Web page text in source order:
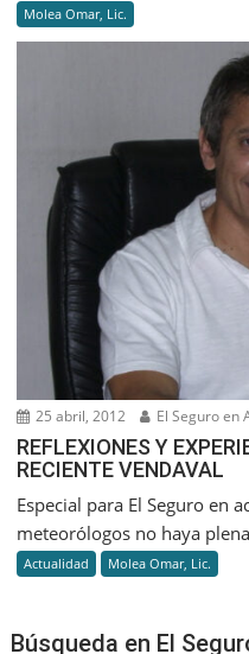
Molea Omar, Lic.
25 abril, 2012 El Seguro en
REFLEXIONES Y
RECIENTE VENDAVAL
Especial para El Seguro en
meteorólogos no haya
Actualidad Molea Omar, Lic.
Búsqueda en El